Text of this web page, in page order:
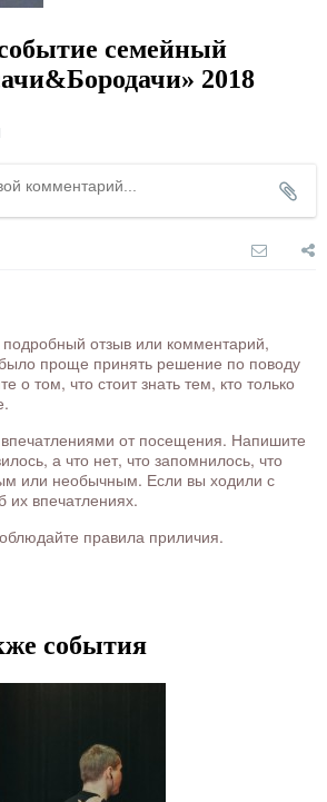
семейный
2018
подробный отзыв или комментарий,
проще принять решение по поводу
о том, что стоит знать тем, кто только
от посещения. Напишите
а что нет, что запомнилось, что
или необычным. Если вы ходили с
их впечатлениях.
правила приличия.
события